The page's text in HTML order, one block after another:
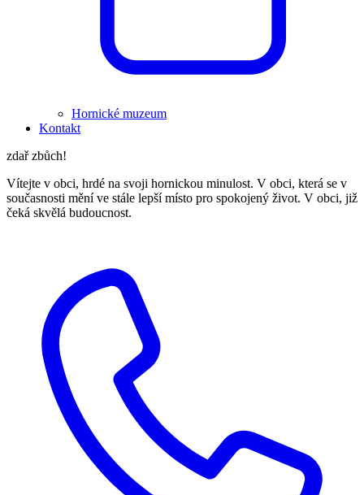
Hornické muzeum
Kontakt
zdař zbůch!
Vítejte v obci, hrdé na svoji hornickou minulost. V obci, která se v
současnosti mění ve stále lepší místo pro spokojený život. V obci, již
čeká skvělá budoucnost.